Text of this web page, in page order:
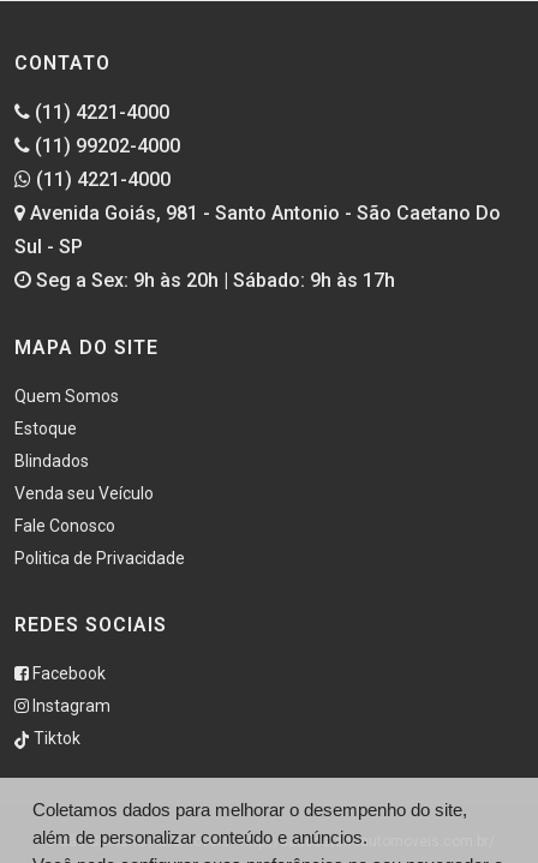
CONTATO
(11) 4221-4000
(11) 99202-4000
(11) 4221-4000
Avenida Goiás, 981 - Santo Antonio - São Caetano Do
Sul - SP
Seg a Sex: 9h às 20h | Sábado: 9h às 17h
MAPA DO SITE
Quem Somos
Estoque
Blindados
Venda seu Veículo
Fale Conosco
Politica de Privacidade
REDES SOCIAIS
Facebook
Instagram
Tiktok
© São Caetano Automóveis - http://saocaetanoautomoveis.com.br/
Coletamos dados para melhorar o desempenho do site,
além de personalizar conteúdo e anúncios.